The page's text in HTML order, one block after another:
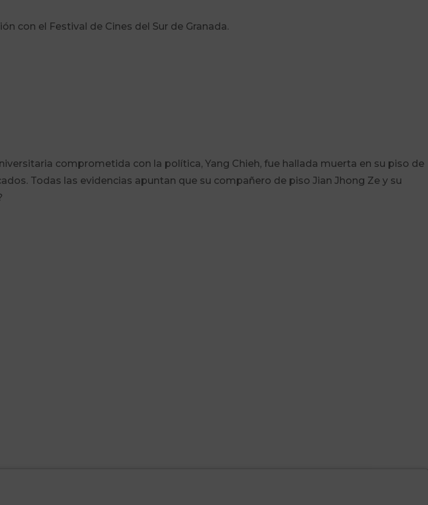
con el Festival de Cines del Sur de Granada.
comprometida con la política, Yang Chieh, fue hallada muerta en su piso de
Todas las evidencias apuntan que su compañero de piso Jian Jhong Ze y su